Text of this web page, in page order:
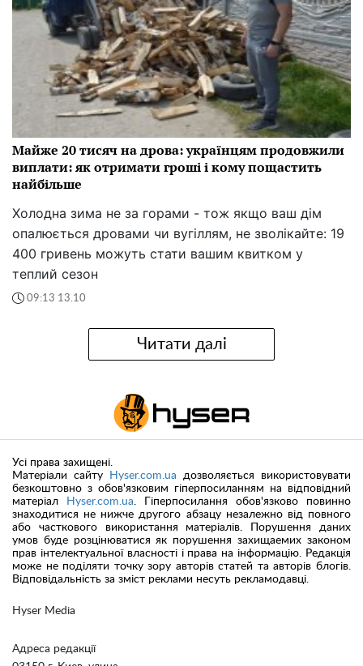
Майже 20 тисяч на дрова: українцям продовжили
виплати: як отримати гроші і кому пощастить
найбільше
Холодна зима не за горами - тож якщо ваш дім
опалюється дровами чи вугіллям, не зволікайте: 19
400 гривень можуть стати вашим квитком у
теплий сезон
09:13 13.10
Читати далі
Hyser Media
Адреса редакції
Усі права захищені.
Матеріали сайту
Hyser.com.ua дозволяється використовувати
безкоштовно з обов'язковим гіперпосиланням на відповідний
матеріал
Hyser.com.ua. Гіперпосилання обов'язково повинно
знаходитися не нижче другого абзацу незалежно від повного
або часткового використання матеріалів. Порушення даних
умов буде розцінюватися як порушення захищаемих законом
прав інтелектуальної власності і права на інформацію. Редакція
може не поділяти точку зору авторів статей та авторів блогів.
Відповідальність за зміст реклами несуть рекламодавці.